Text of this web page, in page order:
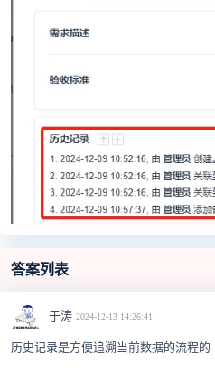
答案列表
于涛 2024-12-13 14:26:41
历史记录是方便追溯当前数据的流程的